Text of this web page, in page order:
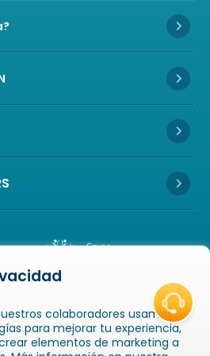
Icon
Icon
Icon
Icon
RESERVADOS
1 / CRA. 52 # 20-124, GUAYABAL,
colaboradores usamos
para mejorar tu experiencia,
elementos de marketing a